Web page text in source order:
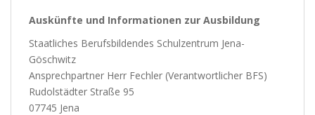
Auskünfte und Informationen zur Ausbildung
Staatliches Berufsbildendes Schulzentrum Jena-
Göschwitz
Ansprechpartner Herr Fechler (Verantwortlicher BFS)
Rudolstädter Straße 95
07745 Jena